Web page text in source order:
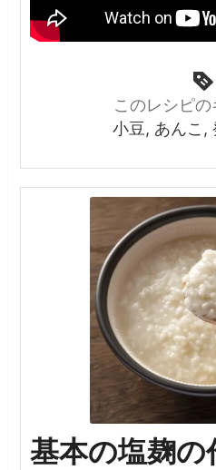
このレシピ
小豆, あんこ,
基本の塩麹の